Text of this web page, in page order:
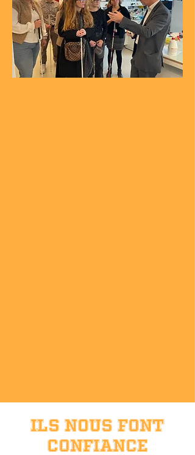
ILS NOUS FONT
CONFIANCE